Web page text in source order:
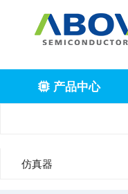
产品中心
仿真器